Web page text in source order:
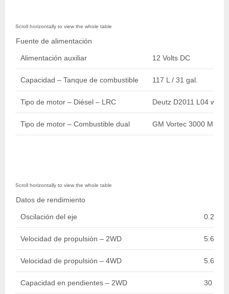
Fuente de alimentación
Alimentación auxiliar 12 Volts DC
Capacidad – Tanque de combustible 117 L / 31 gal.
Tipo de motor – Diésel – LRC Deutz D2011 L04 w/
Tipo de motor – Combustible dual GM Vortec 3000 MPFI
Datos de rendimiento
Oscilación del eje 0.2 m /
Velocidad de propulsión – 2WD 5.60
Velocidad de propulsión – 4WD 5.60
Capacidad en pendientes – 2WD 30 %